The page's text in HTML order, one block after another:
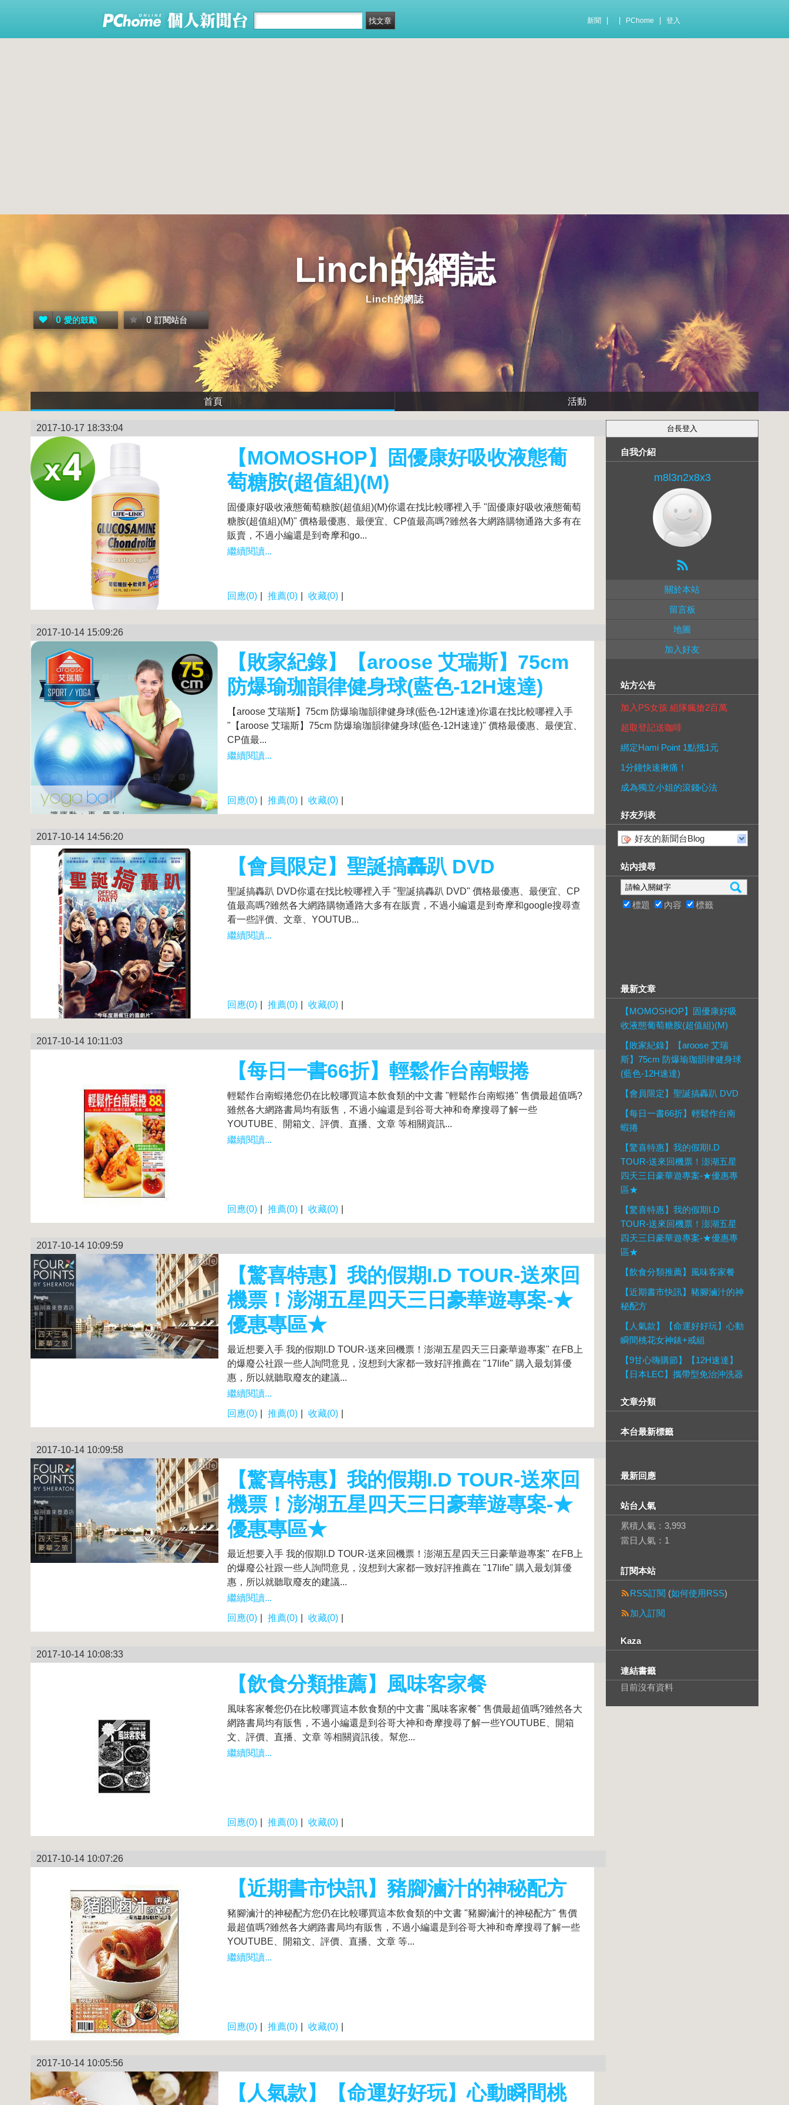
新聞 PChome 登入
Linch的網誌
Linch的網誌
0 愛的鼓勵 0 訂閱站台
首頁 活動
2017-10-17 18:33:04
【MOMOSHOP】固優康好吸收液態葡
萄糖胺(超值組)(M)
固優康好吸收液態葡萄糖胺(超值組)(M)你還在找比較哪裡入手 "固優康好吸收液態葡萄
糖胺(超值組)(M)" 價格最優惠、最便宜、CP值最高嗎?雖然各大網路購物通路大多有在
販賣，不過小編還是到奇摩和go...
繼續閱讀...
回應(0) 推薦(0) 收藏(0)
2017-10-14 15:09:26
【敗家紀錄】【aroose 艾瑞斯】75cm
防爆瑜珈韻律健身球(藍色-12H速達)
【aroose 艾瑞斯】75cm 防爆瑜珈韻律健身球(藍色-12H速達)你還在找比較哪裡入手
"【aroose 艾瑞斯】75cm 防爆瑜珈韻律健身球(藍色-12H速達)" 價格最優惠、最便宜、
CP值最...
繼續閱讀...
回應(0) 推薦(0) 收藏(0)
2017-10-14 14:56:20
【會員限定】聖誕搞轟趴 DVD
聖誕搞轟趴 DVD你還在找比較哪裡入手 "聖誕搞轟趴 DVD" 價格最優惠、最便宜、CP
值最高嗎?雖然各大網路購物通路大多有在販賣，不過小編還是到奇摩和google搜尋查
看一些評價、文章、YOUTUB...
繼續閱讀...
回應(0) 推薦(0) 收藏(0)
2017-10-14 10:11:03
【每日一書66折】輕鬆作台南蝦捲
輕鬆作台南蝦捲您仍在比較哪買這本飲食類的中文書 "輕鬆作台南蝦捲" 售價最超值嗎?
雖然各大網路書局均有販售，不過小編還是到谷哥大神和奇摩搜尋了解一些
YOUTUBE、開箱文、評價、直播、文章 等相關資訊...
繼續閱讀...
回應(0) 推薦(0) 收藏(0)
2017-10-14 10:09:59
【驚喜特惠】我的假期I.D TOUR-送來回
機票！澎湖五星四天三日豪華遊專案-★
優惠專區★
最近想要入手 我的假期I.D TOUR-送來回機票！澎湖五星四天三日豪華遊專案" 在FB上
的爆廢公社跟一些人詢問意見，沒想到大家都一致好評推薦在 "17life" 購入最划算優
惠，所以就聽取廢友的建議...
繼續閱讀...
回應(0)
推薦(0) 收藏(0)
2017-10-14 10:09:58
【驚喜特惠】我的假期I.D TOUR-送來回
機票！澎湖五星四天三日豪華遊專案-★
優惠專區★
最近想要入手 我的假期I.D TOUR-送來回機票！澎湖五星四天三日豪華遊專案" 在FB上
的爆廢公社跟一些人詢問意見，沒想到大家都一致好評推薦在 "17life" 購入最划算優
惠，所以就聽取廢友的建議...
繼續閱讀...
回應(0)
推薦(0) 收藏(0)
2017-10-14 10:08:33
【飲食分類推薦】風味客家餐
風味客家餐您仍在比較哪買這本飲食類的中文書 "風味客家餐" 售價最超值嗎?雖然各大
網路書局均有販售，不過小編還是到谷哥大神和奇摩搜尋了解一些YOUTUBE、開箱
文、評價、直播、文章 等相關資訊後。幫您...
繼續閱讀...
回應(0) 推薦(0) 收藏(0)
2017-10-14 10:07:26
【近期書市快訊】豬腳滷汁的神秘配方
豬腳滷汁的神秘配方您仍在比較哪買這本飲食類的中文書 "豬腳滷汁的神秘配方" 售價
最超值嗎?雖然各大網路書局均有販售，不過小編還是到谷哥大神和奇摩搜尋了解一些
YOUTUBE、開箱文、評價、直播、文章 等...
繼續閱讀...
回應(0) 推薦(0) 收藏(0)
2017-10-14 10:05:56
【人氣款】【命運好好玩】心動瞬間桃
自我介紹
m8l3n2x8x3
關於本站
留言板
地圖
加入好友
站方公告
加入PS女孩 組隊瘋搶2百萬
超取登記送咖啡
綁定Hami Point 1點抵1元
1分鐘快速揪痛！
成為獨立小姐的滾錢心法
好友列表
好友的新聞台Blog
站內搜尋
標題 內容 標籤
最新文章
【MOMOSHOP】固優康好吸
收液態葡萄糖胺(超值組)(M)
【敗家紀錄】【aroose 艾瑞
斯】75cm 防爆瑜珈韻律健身球
(藍色-12H速達)
【會員限定】聖誕搞轟趴 DVD
【每日一書66折】輕鬆作台南
蝦捲
【驚喜特惠】我的假期I.D
TOUR-送來回機票！澎湖五星
四天三日豪華遊專案-★優惠專
區★
【驚喜特惠】我的假期I.D
TOUR-送來回機票！澎湖五星
四天三日豪華遊專案-★優惠專
區★
【飲食分類推薦】風味客家餐
【近期書市快訊】豬腳滷汁的神
秘配方
【人氣款】【命運好好玩】心動
瞬間桃花女神錶+戒組
【9甘心嗨購節】【12H速達】
【日本LEC】攜帶型免治沖洗器
文章分類
本台最新標籤
最新回應
站台人氣
累積人氣： 3,993
當日人氣： 1
訂閱本站
RSS訂閱 (如何使用RSS)
加入訂閱
Kaza
連結書籤
目前沒有資料